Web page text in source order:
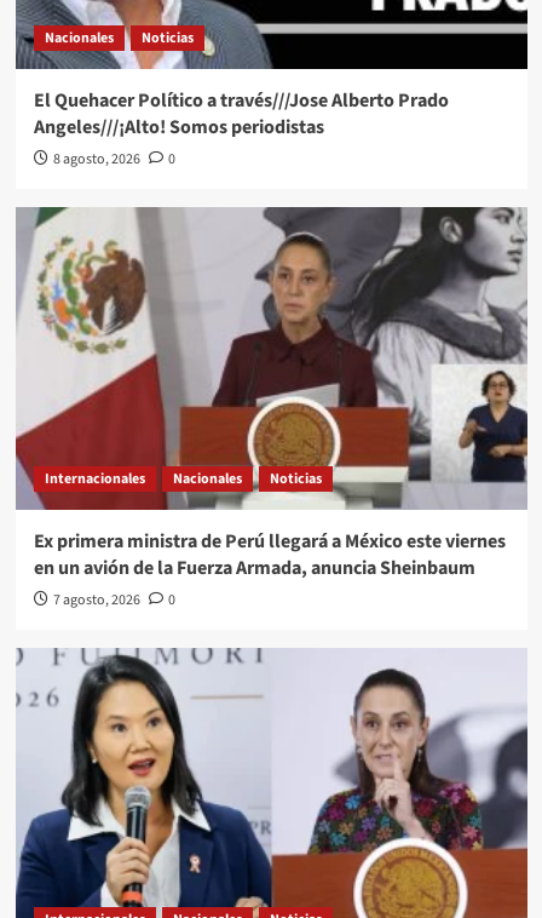
Nacionales Noticias
El Quehacer Político a través///Jose Alberto Prado
Angeles///¡Alto! Somos periodistas
8 agosto, 2026 0
Internacionales Nacionales Noticias
Ex primera ministra de Perú llegará a México este viernes
en un avión de la Fuerza Armada, anuncia Sheinbaum
7 agosto, 2026 0